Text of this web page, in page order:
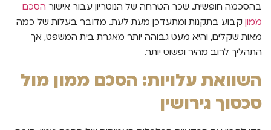
בהסכמה חופשית. שכר הטרחה של הנוטריון עבור אישור הסכם
ממון קבוע בתקנות ומתעדכן מעת לעת. מדובר בעלות של כמה
מאות שקלים, והיא מעט גבוהה יותר מאגרת בית המשפט, אך
התהליך לרוב מהיר ופשוט יותר.
השוואת עלויות: הסכם ממון מול
סכסוך גירושין